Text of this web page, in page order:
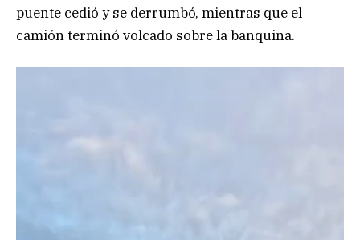
puente cedió y se derrumbó, mientras que el
camión terminó volcado sobre la banquina.